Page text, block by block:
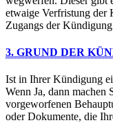
etwaige Verfristung der
Zugangs der
3. GRUND DER
Ist in Ihrer Kündigung
Wenn Ja, dann machen
vorgeworfenen
oder Dokumente, die